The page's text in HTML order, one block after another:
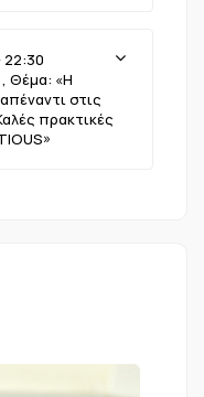
22:30
, Θέμα: «Η
στις
πρακτικές